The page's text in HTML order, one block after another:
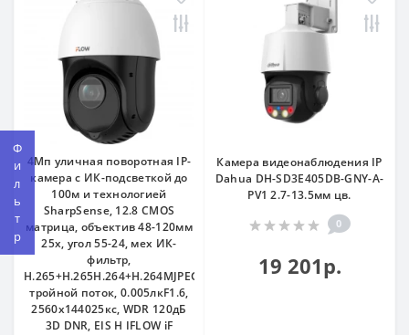
Фильтр 4Мп уличная поворотная IP-
камера с ИК-подсветкой до
100м и технологией
SharpSense, 12.8 CMOS
матрица, объектив 48-120мм
25x, угол 55-24, мех ИК-
фильтр,
H.265+H.265H.264+H.264MJPEG
тройной поток, 0.005лкF1.6,
2560х144025кс, WDR 120дБ
3D DNR, EIS H IFLOW iF
Камера видеонаблюдения IP
Dahua DH-SD3E405DB-GNY-A-
PV1 2.7-13.5мм цв.
0
19 201р.